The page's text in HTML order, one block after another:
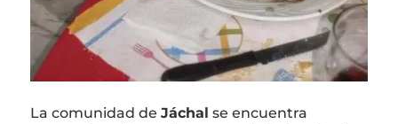
La comunidad de Jáchal se encuentra